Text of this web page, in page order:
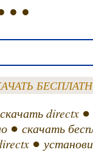
● ●
скачать directx
●скачать
●